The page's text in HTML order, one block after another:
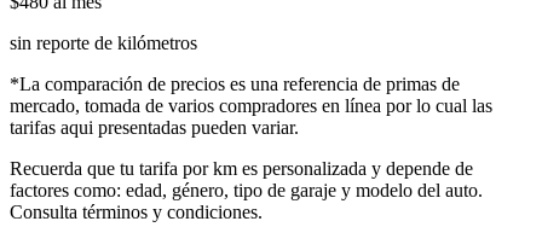
sin reporte de kilómetros
*La comparación de precios es una referencia de primas de
mercado, tomada de varios compradores en línea por lo cual las
tarifas aqui presentadas pueden variar.
Recuerda que tu tarifa por km es personalizada y depende de
factores como: edad, género, tipo de garaje y modelo del auto.
Consulta términos y condiciones.